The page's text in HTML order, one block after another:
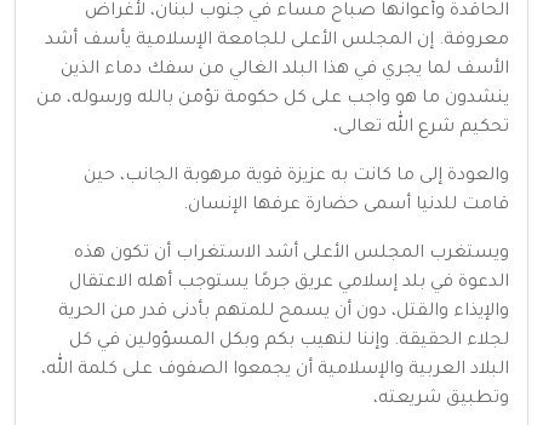
الحاقدة وأعوانها صباح مساء في جنوب لبنان، لأغراض
معروفة. إن المجلس الأعلى للجامعة الإسلامية يأسف أشد
الأسف لما يجري في هذا البلد الغالي من سفك دماء الذين
ينشدون ما هو واجب على كل حكومة تؤمن بالله ورسوله، من
تحكيم شرع الله تعالى،
والعودة إلى ما كانت به عزيزة قوية مرهوبة الجانب، حين
قامت للدنيا أسمى حضارة عرفها الإنسان.
ويستغرب المجلس الأعلى أشد الاستغراب أن تكون هذه
الدعوة في بلد إسلامي عريق جرمًا يستوجب أهله الاعتقال
والإيذاء والقتل، دون أن يسمح للمتهم بأدنى قدر من الحرية
لجلاء الحقيقة. وإننا لنهيب بكم وبكل المسؤولين في كل
البلاد العربية والإسلامية أن يجمعوا الصفوف على كلمة الله،
وتطبيق شريعته،